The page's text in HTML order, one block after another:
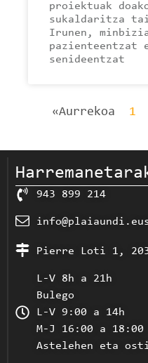
proiektuak
sukaldaritza
Irunen,
pazienteentzat
senideentzat
«Aurrekoa 1
943 899 214
Pierre Loti 1,
L-V 8h a 21h
Bulego
L-V 9:00 a 14h
M-J 16:00 a 18:00
Astelehen eta